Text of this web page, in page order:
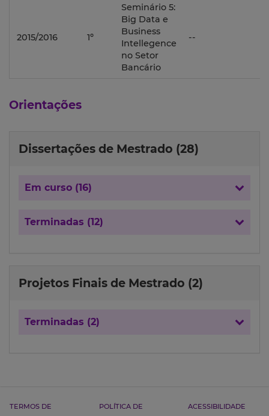
2015/2016 1º
Seminário 5:
Big Data e
Business
Intellegence
no Setor
Bancário
--
Orientações
Dissertações de Mestrado (28)
Em curso (16)
Terminadas (12)
Projetos Finais de Mestrado (2)
Terminadas (2)
TERMOS DE
POLÍTICA DE
ACESSIBILIDADE